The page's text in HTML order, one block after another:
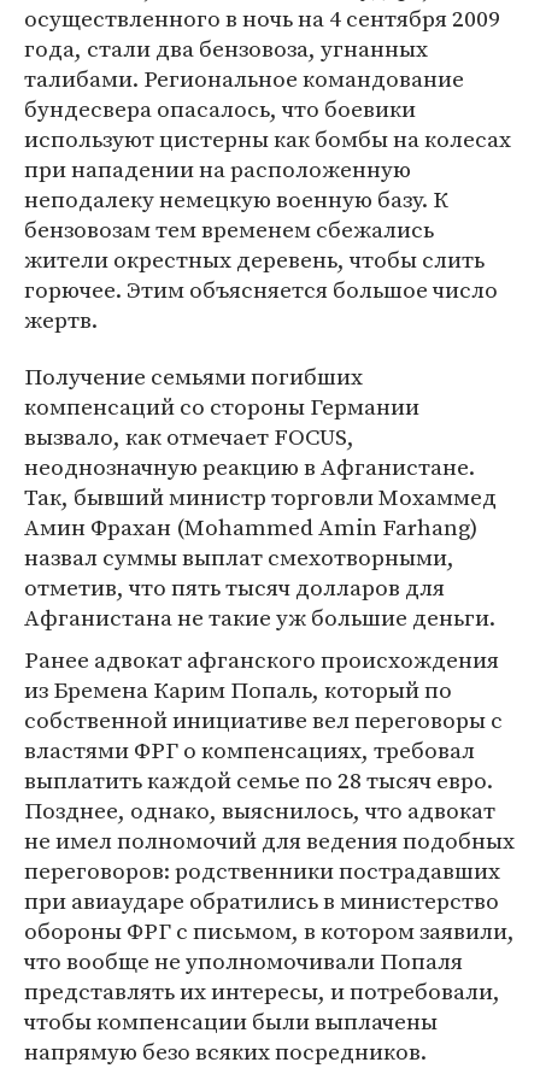
осуществленного в ночь на 4 сентября 2009
года, стали два бензовоза, угнанных
талибами. Региональное командование
бундесвера опасалось, что боевики
используют цистерны как бомбы на колесах
при нападении на расположенную
неподалеку немецкую военную базу. К
бензовозам тем временем сбежались
жители окрестных деревень, чтобы слить
горючее. Этим объясняется большое число
жертв.
Получение семьями погибших
компенсаций со стороны Германии
вызвало, как отмечает FOCUS,
неоднозначную реакцию в Афганистане.
Так, бывший министр торговли Мохаммед
Амин Фрахан (Mohammed Amin Farhang)
назвал суммы выплат смехотворными,
отметив, что пять тысяч долларов для
Афганистана не такие уж большие деньги.
Ранее адвокат афганского происхождения
из Бремена Карим Попаль, который по
собственной инициативе вел переговоры с
властями ФРГ о компенсациях, требовал
выплатить каждой семье по 28 тысяч евро.
Позднее, однако, выяснилось, что адвокат
не имел полномочий для ведения подобных
переговоров: родственники пострадавших
при авиаударе обратились в министерство
обороны ФРГ с письмом, в котором заявили,
что вообще не уполномочивали Попаля
представлять их интересы, и потребовали,
чтобы компенсации были выплачены
напрямую безо всяких посредников.